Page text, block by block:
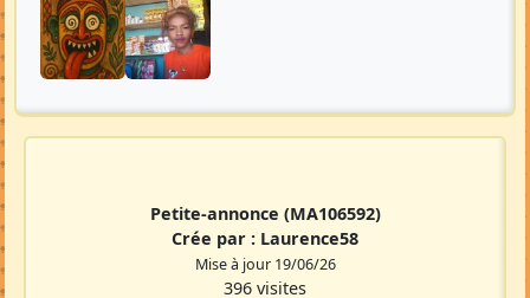
Petite-annonce (MA106592)
Crée par : Laurence58
Mise à jour 19/06/26
396 visites